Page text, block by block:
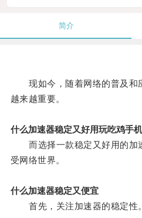
简介
现如今，随着网络的普及和
越来越重要。
什么加速器稳定又好用玩吃鸡手机
而选择一款稳定又好用的加
受网络世界。
什么加速器稳定又便宜
首先，关注加速器的稳定性。